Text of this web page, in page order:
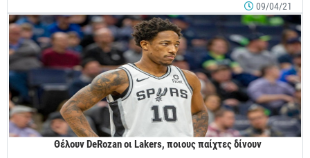
09/04/21
Θέλουν DeRozan οι Lakers, ποιους παίχτες δίνουν